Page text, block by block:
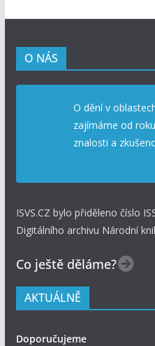
O NÁS
O dění v
zajímáme od
znalosti a
ISVS.CZ bylo přiděleno číslo
Digitálního archivu Národní
Co ještě děláme?
AKTUÁLNĚ
Doporučujeme